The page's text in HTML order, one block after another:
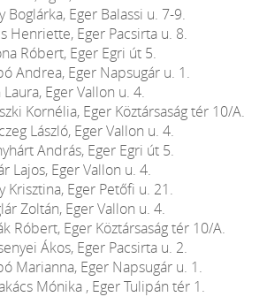
Boglárka, Eger Balassi u. 7-9.
Henriette, Eger Pacsirta u. 8.
Róbert, Eger Egri út 5.
Andrea, Eger Napsugár u. 1.
Eger Vallon u. 4.
Kornélia, Eger Köztársaság tér 10/A.
László, Eger Vallon u. 4.
András, Eger Egri út 5.
Lajos, Eger Vallon u. 4.
Krisztina, Eger Petőfi u. 21.
Zoltán, Eger Vallon u. 4.
Róbert, Eger Köztársaság tér 10/A.
Ákos, Eger Pacsirta u. 2.
Marianna, Eger Napsugár u. 1.
Mónika , Eger Tulipán tér 1.